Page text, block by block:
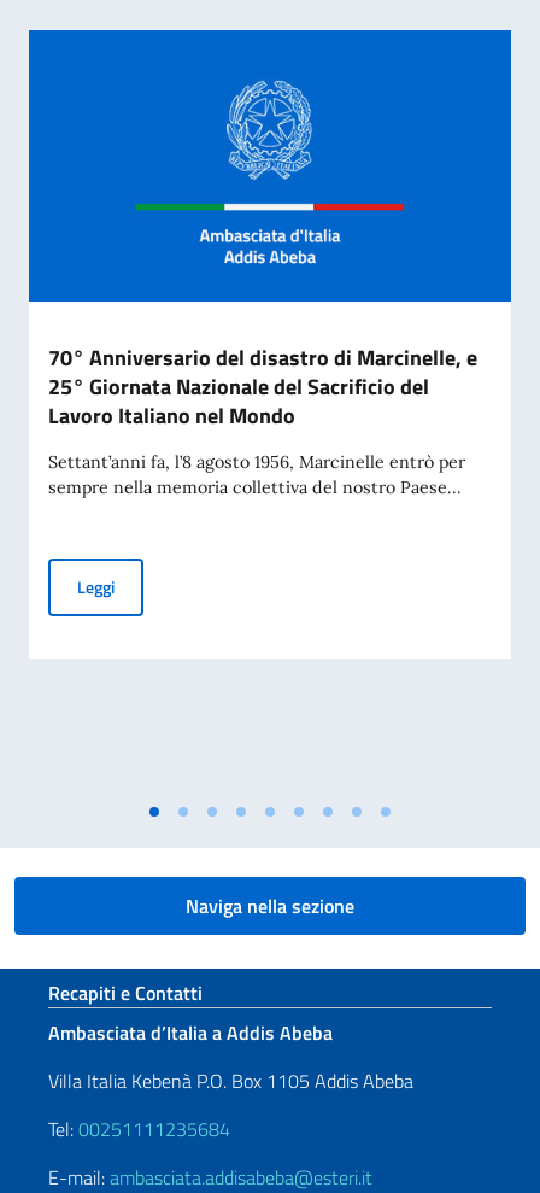
70° Anniversario del disastro di Marcinelle, e
25° Giornata Nazionale del Sacrificio del
Lavoro Italiano nel Mondo
Settant’anni fa, l’8 agosto 1956, Marcinelle entrò per
sempre nella memoria collettiva del nostro Paese...
Leggi70° Anniversario del disastro di Marcinelle, e 25°
Naviga nella sezione
Sezione footer
Recapiti e Contatti
Ambasciata d’Italia a Addis Abeba
Villa Italia Kebenà P.O. Box 1105 Addis Abeba
Tel:00251111235684
E-mail:ambasciata.addisabeba@esteri.it